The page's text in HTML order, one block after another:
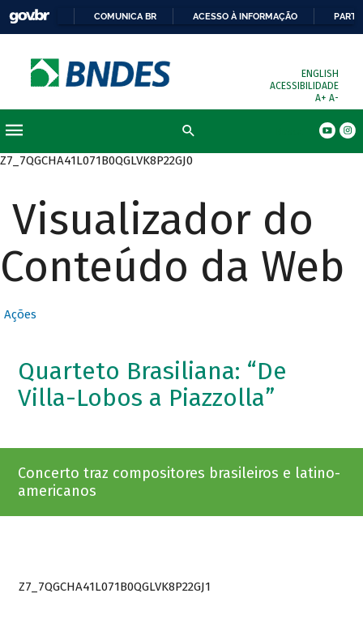
COMUNICA BR ACESSO À INFORMAÇÃO
ENGLISH
ACESSIBILIDADE
A+ A-
Z7_7QGCHA41L071B0QGLVK8P22GJ0
Visualizador do
Conteúdo da Web
Ações
Quarteto Brasiliana: “De
Villa-Lobos a Piazzolla”
Concerto traz compositores brasileiros e latino-
americanos
Z7_7QGCHA41L071B0QGLVK8P22GJ1